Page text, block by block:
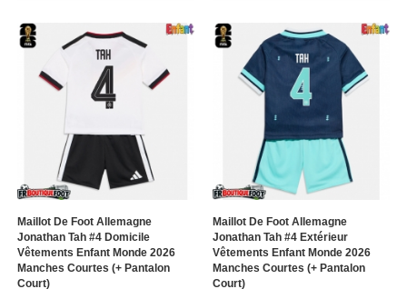
Maillot De Foot Allemagne
Jonathan Tah #4 Domicile
Vêtements Enfant Monde 2026
Manches Courtes (+ Pantalon
Court)
Maillot De Foot Allemagne
Jonathan Tah #4 Extérieur
Vêtements Enfant Monde 2026
Manches Courtes (+ Pantalon
Court)